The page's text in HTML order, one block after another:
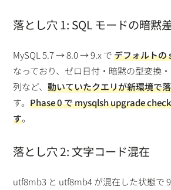
落とし穴 1: SQL モードの暗黙
MySQL 5.7 → 8.0 → 9.x でデフォルトの
なっており、ゼロ日付・暗黙の型変換・
列など、動いていたクエリが新環境で
す。Phase 0 で mysqlsh upgrade
す。
落とし穴 2: 文字コード混在
utf8mb3 と utf8mb4 が混在した状態で